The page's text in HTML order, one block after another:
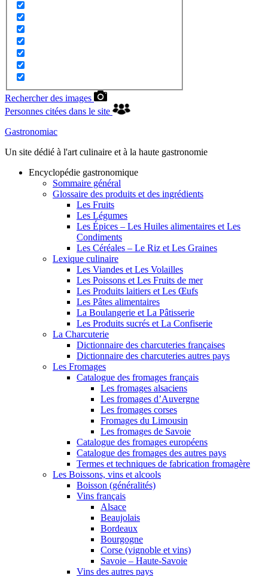
Rechercher des images
Personnes citées dans le site
Gastronomiac
Un site dédié à l'art culinaire et à la haute gastronomie
Encyclopédie gastronomique
Sommaire général
Glossaire des produits et des ingrédients
Les Fruits
Les Légumes
Les Épices – Les Huiles alimentaires et Les
Condiments
Les Céréales – Le Riz et Les Graines
Lexique culinaire
Les Viandes et Les Volailles
Les Poissons et Les Fruits de mer
Les Produits laitiers et Les Œufs
Les Pâtes alimentaires
La Boulangerie et La Pâtisserie
Les Produits sucrés et La Confiserie
La Charcuterie
Dictionnaire des charcuteries françaises
Dictionnaire des charcuteries autres pays
Les Fromages
Catalogue des fromages français
Les fromages alsaciens
Les fromages d’Auvergne
Les fromages corses
Fromages du Limousin
Les fromages de Savoie
Catalogue des fromages européens
Catalogue des fromages des autres pays
Termes et techniques de fabrication fromagère
Les Boissons, vins et alcools
Boisson (généralités)
Vins français
Alsace
Beaujolais
Bordeaux
Bourgogne
Corse (vignoble et vins)
Savoie – Haute-Savoie
Vins des autres pays